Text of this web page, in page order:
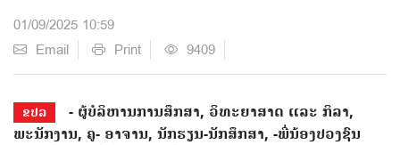
01/09/2025 10:59
Email
Print 9409
ຂປລ
- ຜູ້ບໍລິຫານການສຶກສາ, ວິທະຍາສາດ ແລະ ກິລາ,
ພະນັກງານ, ຄູ- ອາຈານ, ນັກຮຽນ-ນັກສຶກສາ, -ພີ່ນ້ອງປວງຊົນ